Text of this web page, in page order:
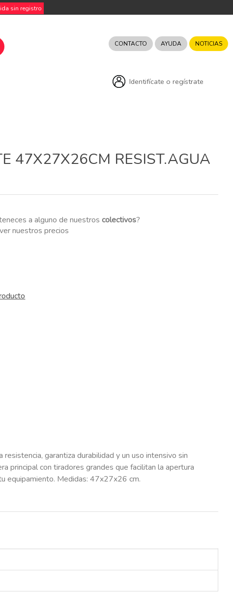
sin registro
CONTACTO AYUDA NOTICIAS
Identifícate o regístrate
47X27X26CM RESIST.AGUA
a alguno de nuestroscolectivos?
nuestros precios
garantiza durabilidad y un uso intensivo sin
principal con tiradores grandes que facilitan la apertura
equipamiento. Medidas: 47x27x26 cm.